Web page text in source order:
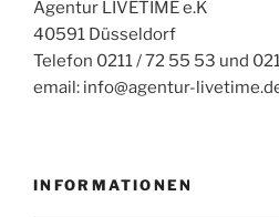
Agentur LIVETIME e.K
40591 Düsseldorf
Telefon 0211 / 72 55 53 und
email: info@agentur-
INFORMATIONEN